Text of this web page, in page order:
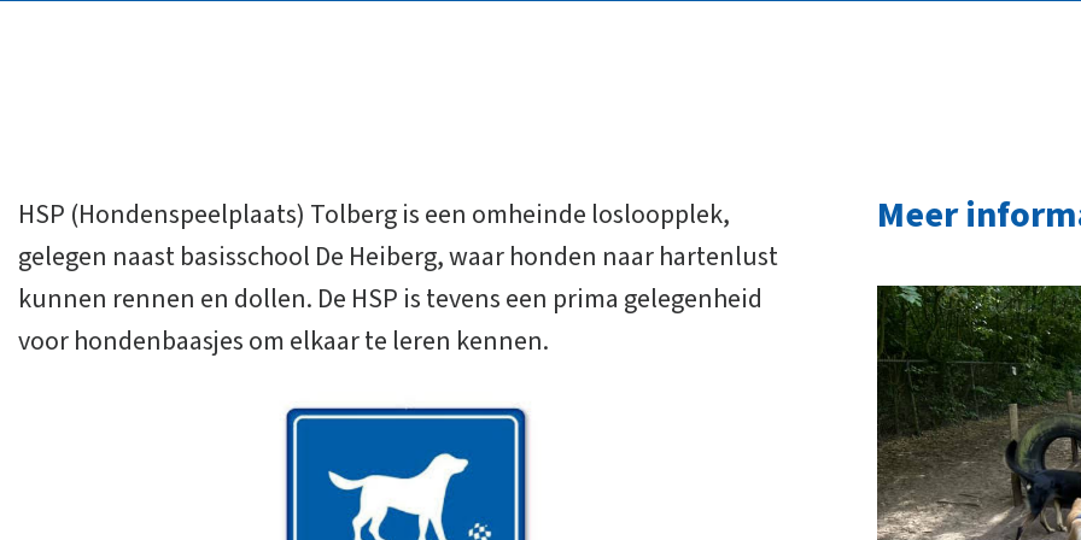
HSP (Hondenspeelplaats) Tolberg is een omheinde losloopplek,
gelegen naast basisschool De Heiberg, waar honden naar hartenlust
kunnen rennen en dollen. De HSP is tevens een prima gelegenheid
voor hondenbaasjes om elkaar te leren kennen.
Meer